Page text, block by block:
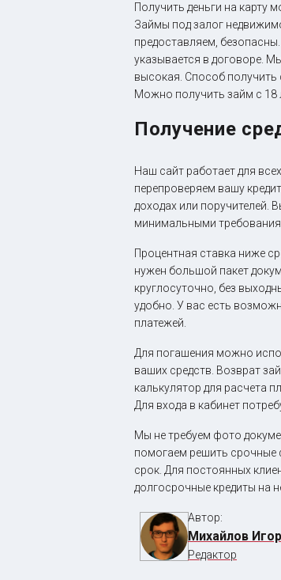
Получить деньги на карту
Займы под залог
предоставляем,
указывается в договоре.
высокая. Способ получить
Можно получить займ с 18
Получение
Наш сайт работает для
перепроверяем вашу
доходах или поручителей.
минимальными
Процентная ставка ниже
нужен большой пакет
круглосуточно, без
удобно. У вас есть
платежей.
Для погашения можно
ваших средств. Возврат
калькулятор для расчета
Для входа в кабинет
Мы не требуем фото
помогаем решить срочные
срок. Для постоянных
долгосрочные кредиты на
Автор:
Михайлов
Редактор